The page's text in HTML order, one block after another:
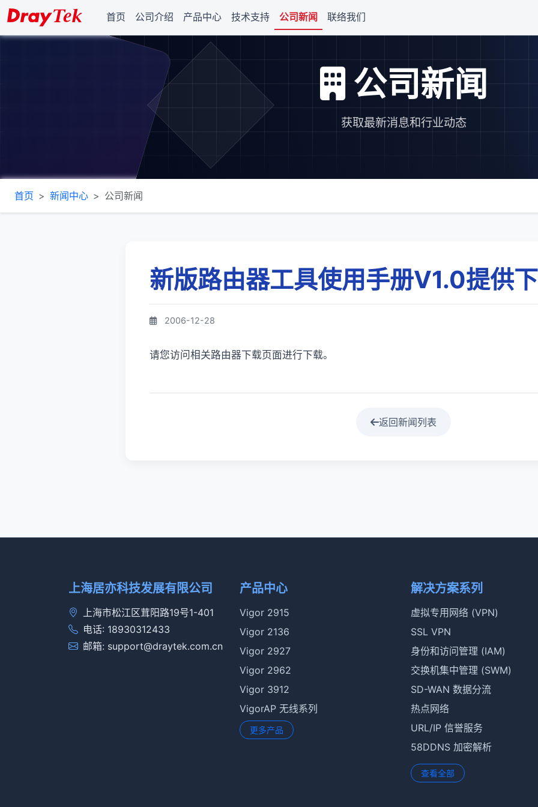
首页 公司介绍 产品中心 技术支持 公司新闻 联络我们
公司新闻
获取最新消息和行业动态
首页 新闻中心 公司新闻
新版路由器工具使用手册V1.0提供
2006-12-28
请您访问相关路由器下载页面进行下载。
返回新闻列表
上海居亦科技发展有限公司
上海市松江区茸阳路19号1-401
电话: 18930312433
邮箱: support@draytek.com.cn
产品中心
Vigor 2915
Vigor 2136
Vigor 2927
Vigor 2962
Vigor 3912
VigorAP 无线系列
更多产品
解决方案系列
虚拟专用网络 (VPN)
SSL VPN
身份和访问管理 (IAM)
交换机集中管理 (SWM)
SD-WAN 数据分流
热点网络
URL/IP 信誉服务
58DDNS 加密解析
查看全部